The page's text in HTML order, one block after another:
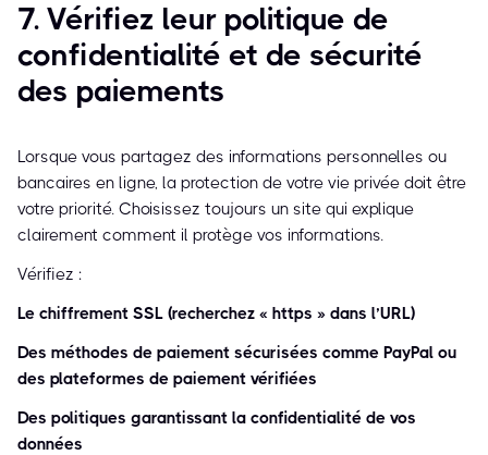
7. Vérifiez leur politique de
confidentialité et de sécurité
des paiements
Lorsque vous partagez des informations personnelles ou
bancaires en ligne, la protection de votre vie privée doit être
votre priorité. Choisissez toujours un site qui explique
clairement comment il protège vos informations.
Vérifiez :
Le chiffrement SSL (recherchez « https » dans l’URL)
Des méthodes de paiement sécurisées comme PayPal ou
des plateformes de paiement vérifiées
Des politiques garantissant la confidentialité de vos
données